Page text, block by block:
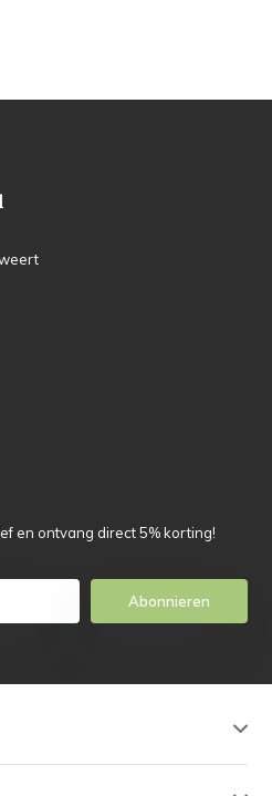
en ontvang direct 5% korting!
Abonnieren